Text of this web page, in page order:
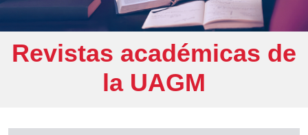
Revistas académicas de
la UAGM